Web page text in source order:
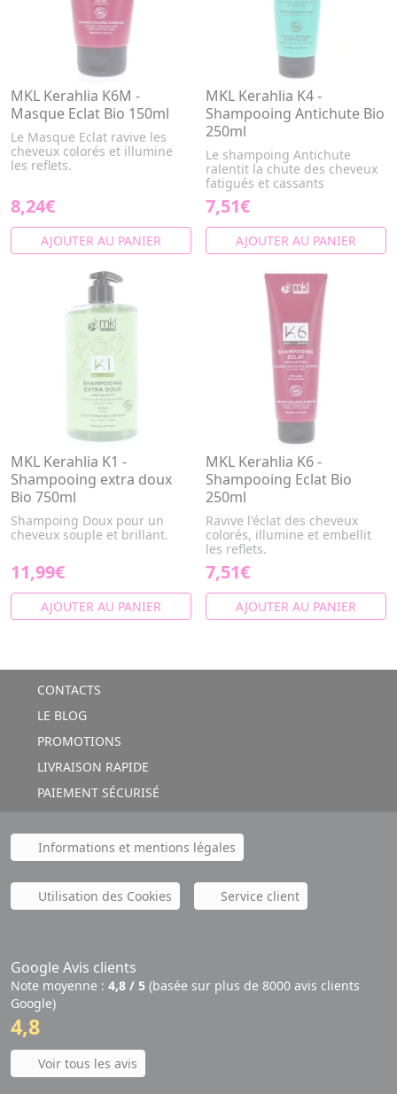
MKL Kerahlia K6M -
Masque Eclat Bio 150ml
Le Masque Eclat ravive les
cheveux colorés et illumine
les reflets.
8,24€
AJOUTER AU PANIER
MKL Kerahlia K4 -
Shampooing Antichute Bio
250ml
Le shampoing Antichute
ralentit la chute des cheveux
fatigués et cassants
7,51€
AJOUTER AU PANIER
MKL Kerahlia K1 -
Shampooing extra doux
Bio 750ml
Shampoing Doux pour un
cheveux souple et brillant.
11,99€
AJOUTER AU PANIER
MKL Kerahlia K6 -
Shampooing Eclat Bio
250ml
Ravive l'éclat des cheveux
colorés, illumine et embellit
les reflets.
7,51€
AJOUTER AU PANIER
CONTACTS
LE BLOG
PROMOTIONS
LIVRAISON RAPIDE
PAIEMENT SÉCURISÉ
Informations et mentions légales
Utilisation des Cookies Service client
Google Avis clients
Note moyenne : 4,8 / 5 (basée sur plus de 8000 avis clients
Google)
4,8
Voir tous les avis